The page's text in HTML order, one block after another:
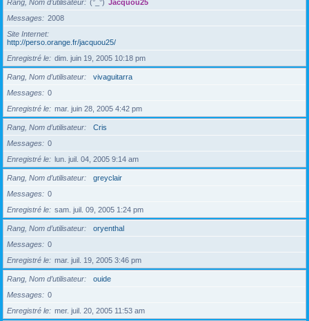
Rang, Nom d’utilisateur (°_°) Jacquou25
Messages
2008
Site Internet
http://perso.orange.fr/jacquou25/
Enregistré le
dim. juin 19, 2005 10:18 pm
Rang, Nom d’utilisateur
vivaguitarra
Messages
0
Enregistré le
mar. juin 28, 2005 4:42 pm
Rang, Nom d’utilisateur
Cris
Messages
0
Enregistré le
lun. juil. 04, 2005 9:14 am
Rang, Nom d’utilisateur
greyclair
Messages
0
Enregistré le
sam. juil. 09, 2005 1:24 pm
Rang, Nom d’utilisateur
oryenthal
Messages
0
Enregistré le
mar. juil. 19, 2005 3:46 pm
Rang, Nom d’utilisateur
ouide
Messages
0
Enregistré le
mer. juil. 20, 2005 11:53 am